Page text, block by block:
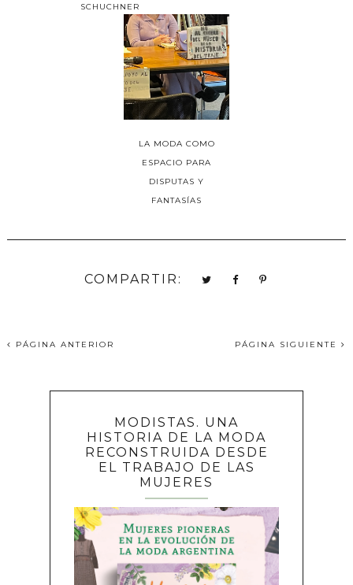
SCHUCHNER
LA MODA COMO
ESPACIO PARA
DISPUTAS Y
FANTASÍAS
COMPARTIR:
PÁGINA ANTERIOR PÁGINA SIGUIENTE
MODISTAS. UNA
HISTORIA DE LA MODA
RECONSTRUIDA DESDE
EL TRABAJO DE LAS
MUJERES